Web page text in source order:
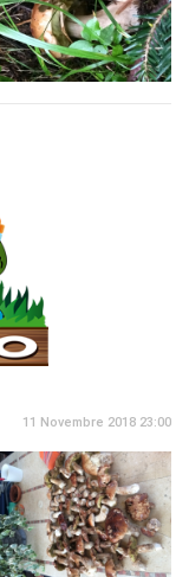
11 Novembre 2018 23:00